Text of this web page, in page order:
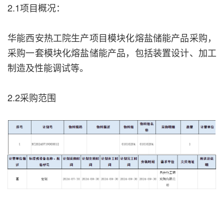
2.1项目概况：
华能西安热工院生产项目模块化熔盐储能产品采购，
采购一套模块化熔盐储能产品，包括装置设计、加工
制造及性能调试等。
2.2采购范围